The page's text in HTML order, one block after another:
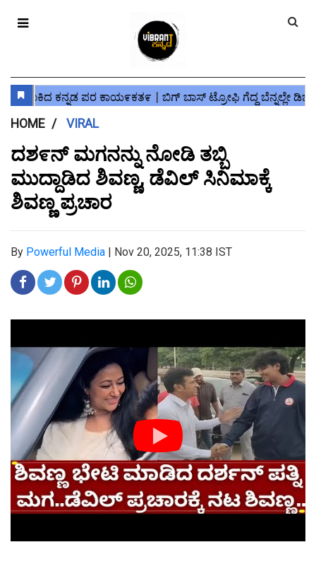
HOME VIRAL
ದಶ೯ನ್ ಮಗನನ್ನು ನೋಡಿ ತಬ್ಬಿ
ಮುದ್ದಾಡಿದ ಶಿವಣ್ಣ, ಡೆವಿಲ್ ಸಿನಿಮಾಕ್ಕೆ
ಶಿವಣ್ಣ ಪ್ರಚಾರ
By Powerful Media | Nov 20, 2025, 11:38 IST